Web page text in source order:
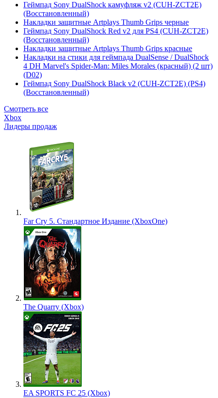
Геймпад Sony DualShock камуфляж v2 (CUH-ZCT2E)
(Восстановленный)
Накладки защитные Artplays Thumb Grips черные
Геймпад Sony DualShock Red v2 для PS4 (CUH-ZCT2E)
(Восстановленный)
Накладки защитные Artplays Thumb Grips красные
Накладки на стики для геймпада DualSense / DualShock
4 DH Marvel's Spider-Man: Miles Morales (красный) (2 шт)
(D02)
Геймпад Sony DualShock Black v2 (CUH-ZCT2E) (PS4)
(Восстановленный)
Смотреть все
Xbox
Лидеры продаж
Far Cry 5. Стандартное Издание (XboxOne)
The Quarry (Xbox)
EA SPORTS FC 25 (Xbox)